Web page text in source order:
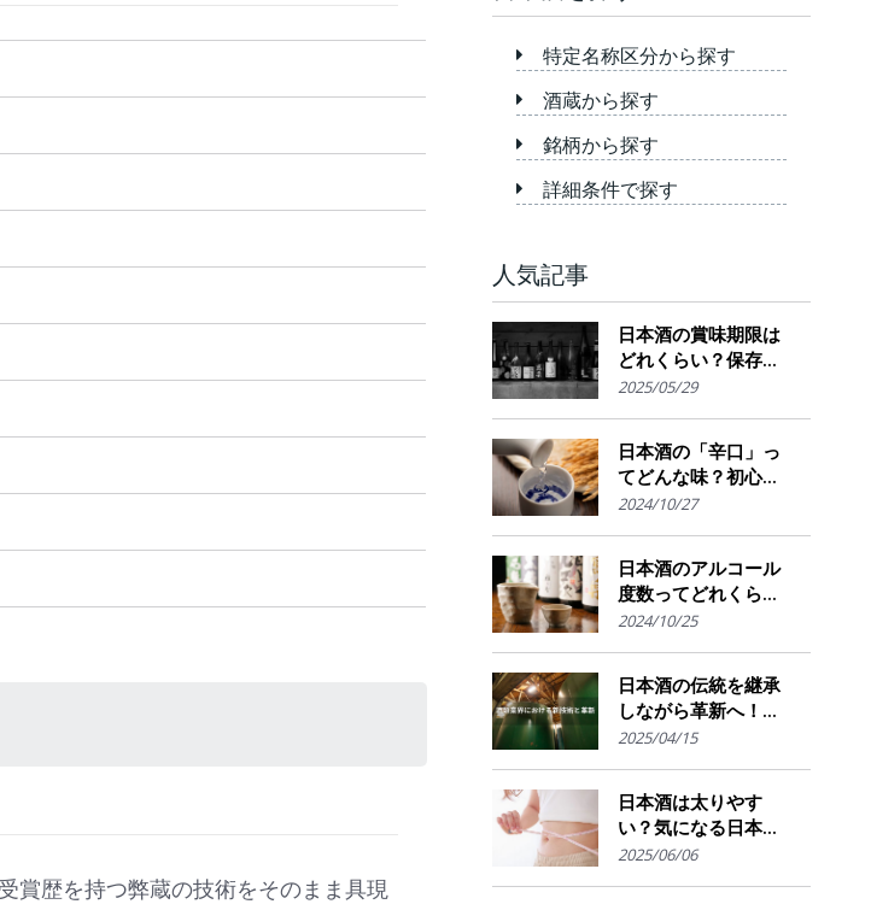
賞歴を持つ弊蔵の技術をそのまま具現
特定名称区分から探す
酒蔵から探す
銘柄から探す
詳細条件で探す
人気記事
日本酒の賞味期限は
どれくらい？保存場
所のポイント
2025/05/29
日本酒の「辛口」っ
てどんな味？初心者
でも楽しめるその魅
2024/10/27
日本酒のアルコール
度数ってどれくら
い？特徴や度数の秘
2024/10/25
日本酒の伝統を継承
しながら革新へ！
AI・IoTが実現する革
の未来展望
2025/04/15
日本酒は太りやす
い？気になる日本酒
のカロリーと糖質。
2025/06/06